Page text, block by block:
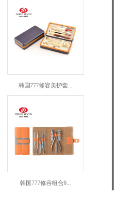
韩国777修容美护套...
韩国777修容组合9...